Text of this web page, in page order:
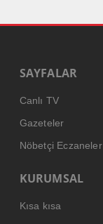
SAYFALAR
Canlı TV
Gazeteler
Nöbetçi Eczaneler
KURUMSAL
Kısa kısa